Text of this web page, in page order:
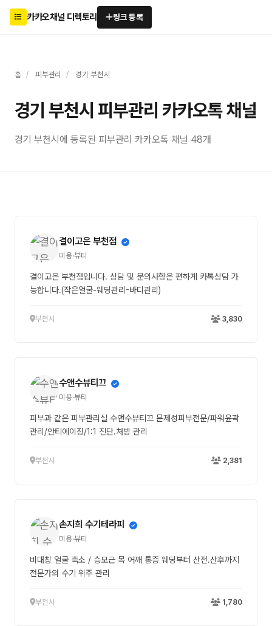
카카오채널 디렉토리 링크 등록
홈 / 피부관리 / 경기 부천시
경기 부천시 피부관리 카카오톡 채널
경기 부천시에 등록된 피부관리 카카오톡 채널 48개
결이고은 부천점
미용·뷰티
결이고은 부천점입니다. 상담 및 문의사항은 편하게 카톡상담 가
능합니다.(작은얼굴-웨딩관리-바디관리)
부천시 3,830
수앤수뷰티끄
미용·뷰티
피부과 같은 피부관리실 수앤수뷰티끄 문제성피부전문/파워윤곽
관리/안티에이징/1:1 진단.처방 관리
부천시 2,381
손지희 수기테라피
미용·뷰티
비대칭 얼굴 축소 / 승모근 목 어깨 통증 웨딩부터 산전.산후까지
전문가의 수기 위주 관리
부천시 1,780